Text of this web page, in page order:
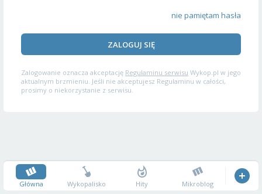
nie pamiętam hasła
ZALOGUJ SIĘ
Zalogowanie oznacza akceptację Regulaminu serwisu Wykop.pl w jego
aktualnym brzmieniu. Jeśli nie akceptujesz Regulaminu w całości,
prosimy o niekorzystanie z serwisu.
Główna Wykopalisko Hity Mikroblog